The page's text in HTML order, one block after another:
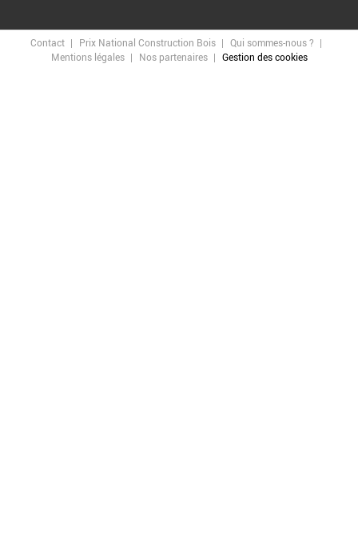
Contact Prix National Construction Bois
Qui sommes-nous ?
Mentions légales
Nos partenaires Gestion des cookies